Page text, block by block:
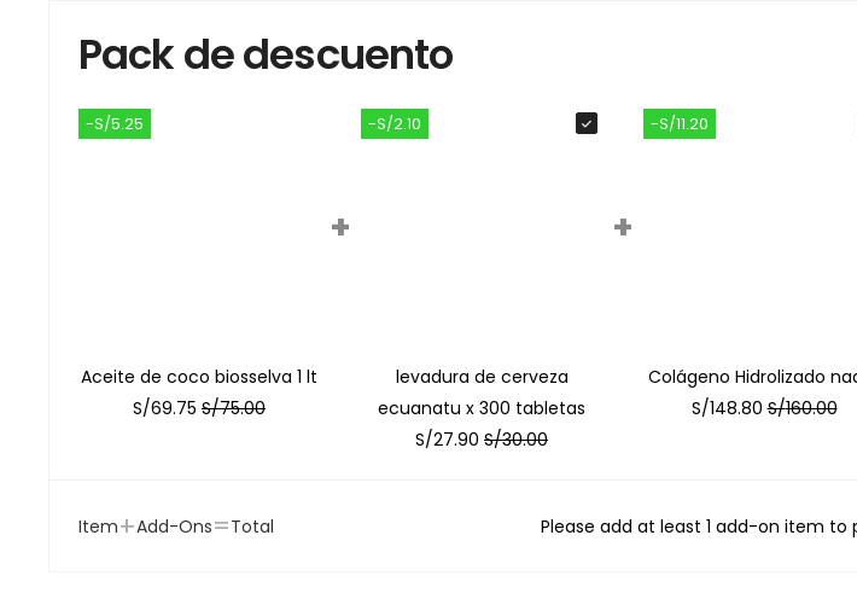
Pack de descuento
-S/5.25
Aceite de coco biosselva 1 lt
S/69.75 S/75.00
+
-S/2.10
levadura de cerveza
ecuanatu x 300 tabletas
S/27.90 S/30.00
+
-S/11.20
Colágeno Hidrolizado
S/148.80 S/160.00
Item+Add-Ons=Total Please add at least 1 add-on item to